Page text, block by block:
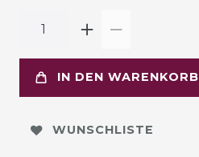
IN DEN WARENKORB
WUNSCHLISTE